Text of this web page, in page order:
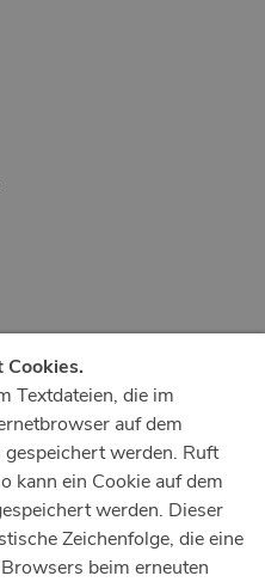
Textdateien, die im
auf dem
werden. Ruft
kann ein Cookie auf dem
werden. Dieser
Zeichenfolge, die eine
beim erneuten